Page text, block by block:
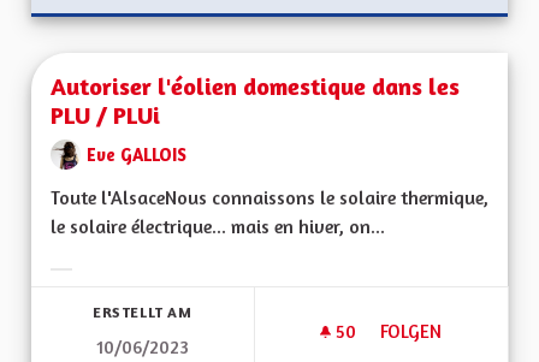
Autoriser l'éolien domestique dans les
PLU / PLUi
Eve GALLOIS
Toute l'AlsaceNous connaissons le solaire thermique,
le solaire électrique... mais en hiver, on...
ERSTELLT AM
10/06/2023
50 50 FOLLOWER
FOLGEN
AUTORISER